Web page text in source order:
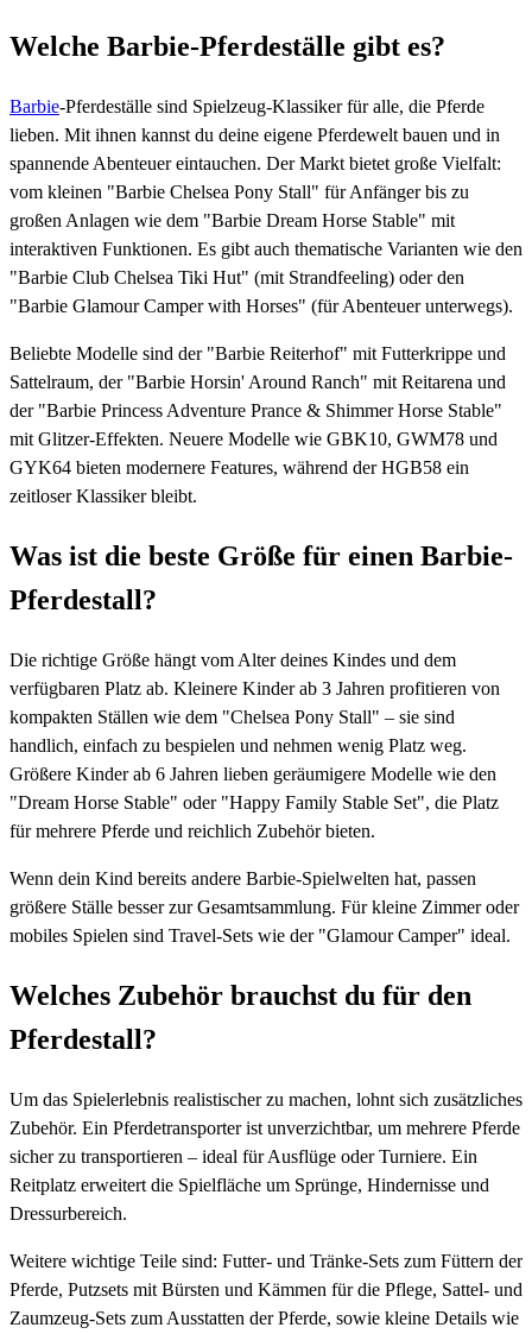
Welche Barbie-Pferdeställe gibt es?
Barbie-Pferdeställe sind Spielzeug-Klassiker für alle, die Pferde
lieben. Mit ihnen kannst du deine eigene Pferdewelt bauen und in
spannende Abenteuer eintauchen. Der Markt bietet große Vielfalt:
vom kleinen "Barbie Chelsea Pony Stall" für Anfänger bis zu
großen Anlagen wie dem "Barbie Dream Horse Stable" mit
interaktiven Funktionen. Es gibt auch thematische Varianten wie den
"Barbie Club Chelsea Tiki Hut" (mit Strandfeeling) oder den
"Barbie Glamour Camper with Horses" (für Abenteuer unterwegs).
Beliebte Modelle sind der "Barbie Reiterhof" mit Futterkrippe und
Sattelraum, der "Barbie Horsin' Around Ranch" mit Reitarena und
der "Barbie Princess Adventure Prance & Shimmer Horse Stable"
mit Glitzer-Effekten. Neuere Modelle wie GBK10, GWM78 und
GYK64 bieten modernere Features, während der HGB58 ein
zeitloser Klassiker bleibt.
Was ist die beste Größe für einen Barbie-
Pferdestall?
Die richtige Größe hängt vom Alter deines Kindes und dem
verfügbaren Platz ab. Kleinere Kinder ab 3 Jahren profitieren von
kompakten Ställen wie dem "Chelsea Pony Stall" – sie sind
handlich, einfach zu bespielen und nehmen wenig Platz weg.
Größere Kinder ab 6 Jahren lieben geräumigere Modelle wie den
"Dream Horse Stable" oder "Happy Family Stable Set", die Platz
für mehrere Pferde und reichlich Zubehör bieten.
Wenn dein Kind bereits andere Barbie-Spielwelten hat, passen
größere Ställe besser zur Gesamtsammlung. Für kleine Zimmer oder
mobiles Spielen sind Travel-Sets wie der "Glamour Camper" ideal.
Welches Zubehör brauchst du für den
Pferdestall?
Um das Spielerlebnis realistischer zu machen, lohnt sich zusätzliches
Zubehör. Ein Pferdetransporter ist unverzichtbar, um mehrere Pferde
sicher zu transportieren – ideal für Ausflüge oder Turniere. Ein
Reitplatz erweitert die Spielfläche um Sprünge, Hindernisse und
Dressurbereich.
Weitere wichtige Teile sind: Futter- und Tränke-Sets zum Füttern der
Pferde, Putzsets mit Bürsten und Kämmen für die Pflege, Sattel- und
Zaumzeug-Sets zum Ausstatten der Pferde, sowie kleine Details wie